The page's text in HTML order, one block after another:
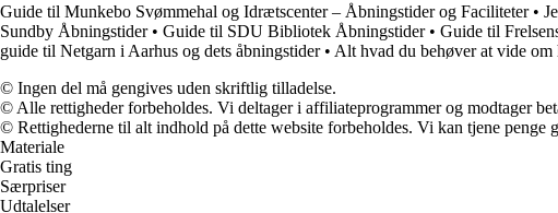
Guide til Munkebo Svømmehal og Idrætscenter – Åbningstider og Faciliteter•
Sundby Åbningstider• Guide til SDU Bibliotek Åbningstider• Guide til
guide til Netgarn i Aarhus og dets åbningstider• Alt hvad du behøver at vide om
© Ingen del må gengives uden skriftlig tilladelse.
© Alle rettigheder forbeholdes. Vi deltager i affiliateprogrammer og modtager
© Rettighederne til alt indhold på dette website forbeholdes. Vi kan tjene
Materiale
Gratis ting
Særpriser
Udtalelser